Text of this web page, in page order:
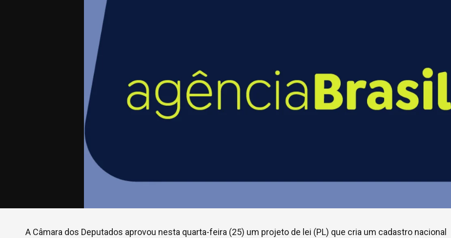
A Câmara dos Deputados aprovou nesta quarta-feira (25) um projeto de lei (PL) que cria um cadastro nacional